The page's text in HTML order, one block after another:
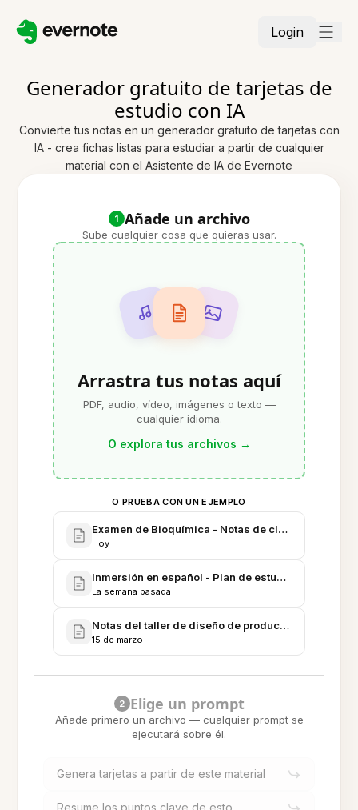
Login
Generador gratuito de tarjetas de
estudio con IA
Convierte tus notas en un generador gratuito de tarjetas con
IA - crea fichas listas para estudiar a partir de cualquier
material con el Asistente de IA de Evernote
1 Añade un archivo
Sube cualquier cosa que quieras usar.
Arrastra tus notas aquí
PDF, audio, vídeo, imágenes o texto —
cualquier idioma.
O explora tus archivos →
O PRUEBA CON UN EJEMPLO
Examen de Bioquímica - Notas de clase
Hoy
Inmersión en español - Plan de estudios, banco
La semana pasada
Notas del taller de diseño de producto - Lecturas,
15 de marzo
2 Elige un prompt
Añade primero un archivo — cualquier prompt se
ejecutará sobre él.
Genera tarjetas a partir de este material
Resume los puntos clave de esto